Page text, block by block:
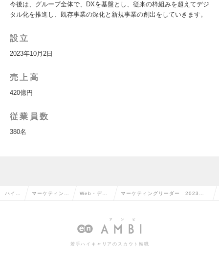
今後は、グループ全体で、DXを基盤とし、従来の枠組みを超えてデジ
タル化を推進し、既存事業の深化と新規事業の創出をしていきます。
設立
2023年10月2日
売上高
420億円
従業員数
380名
ハイク マーケティン Web・デジ
ティングの
マーケティングリーダー 2023年1
ィングス 年収1000～1500の求人情
若手ハイキャリアのスカウト転職